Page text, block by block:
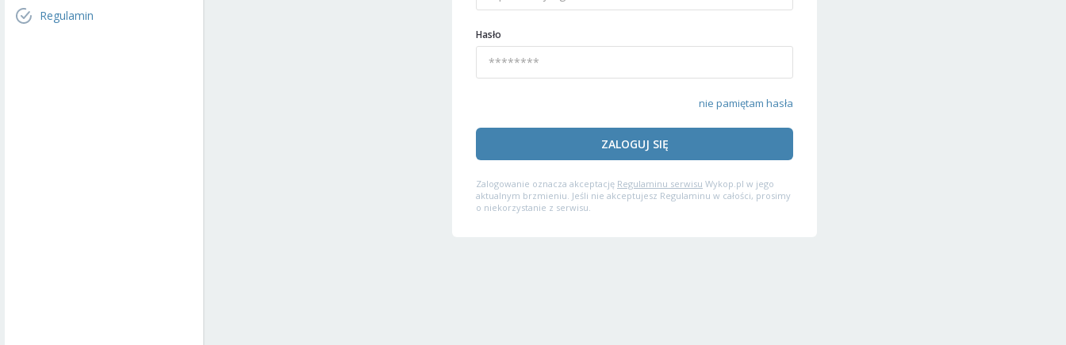
Regulamin
Hasło
nie pamiętam hasła
ZALOGUJ SIĘ
Zalogowanie oznacza akceptację Regulaminu serwisu Wykop.pl w jego
aktualnym brzmieniu. Jeśli nie akceptujesz Regulaminu w całości, prosimy
o niekorzystanie z serwisu.